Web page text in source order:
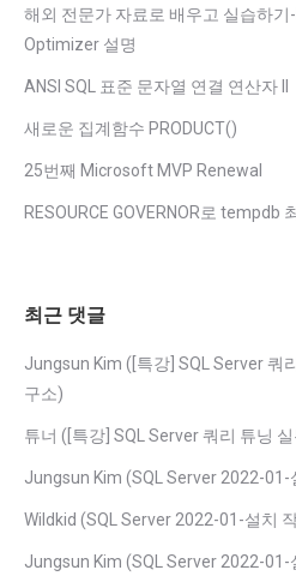
해외 전문가 자료로 배우고 실습하
Optimizer 설명
ANSI SQL 표준 문자열 연결 연산자 II
새로운 집계함수 PRODUCT()
25번째 Microsoft MVP Renewal
RESOURCE GOVERNOR로 tempdb
최근 댓글
Jungsun Kim ( [특강] SQL Server 쿼
구소)
튜너 ( [특강] SQL Server 쿼리 튜닝
Jungsun Kim (SQL Server 2022-01-
Wildkid (SQL Server 2022-01-설치
Jungsun Kim (SQL Server 2022-01-